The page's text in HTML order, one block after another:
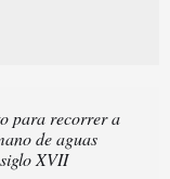
para recorrer a
de aguas
XVII